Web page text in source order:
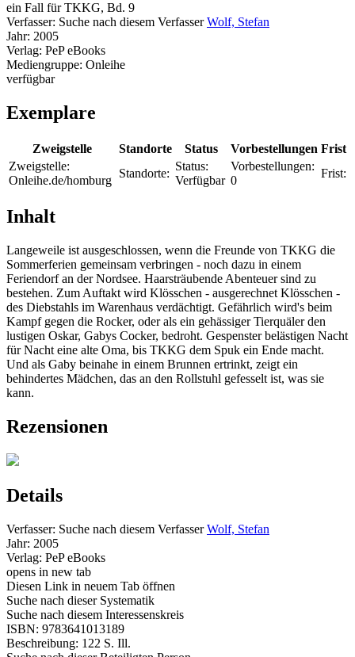
ein Fall für TKKG, Bd. 9
Verfasser: Suche nach diesem Verfasser Wolf, Stefan
Jahr: 2005
Verlag: PeP eBooks
Mediengruppe: Onleihe
verfügbar
Exemplare
Zweigstelle Standorte Status Vorbestellungen Frist
Zweigstelle:
Onleihe.de/homburg
Standorte:
Status:
Verfügbar
Vorbestellungen:
0
Frist:
Inhalt
Langeweile ist ausgeschlossen, wenn die Freunde von TKKG die
Sommerferien gemeinsam verbringen - noch dazu in einem
Feriendorf an der Nordsee. Haarsträubende Abenteuer sind zu
bestehen. Zum Auftakt wird Klösschen - ausgerechnet Klösschen -
des Diebstahls im Warenhaus verdächtigt. Gefährlich wird's beim
Kampf gegen die Rocker, oder als ein gehässiger Tierquäler den
lustigen Oskar, Gabys Cocker, bedroht. Gespenster belästigen Nacht
für Nacht eine alte Oma, bis TKKG dem Spuk ein Ende macht.
Und als Gaby beinahe in einem Brunnen ertrinkt, zeigt ein
behindertes Mädchen, das an den Rollstuhl gefesselt ist, was sie
kann.
Rezensionen
Details
Verfasser: Suche nach diesem Verfasser Wolf, Stefan
Jahr: 2005
Verlag: PeP eBooks
opens in new tab
Diesen Link in neuem Tab öffnen
Suche nach dieser Systematik
Suche nach diesem Interessenskreis
ISBN: 9783641013189
Beschreibung: 122 S. Ill.